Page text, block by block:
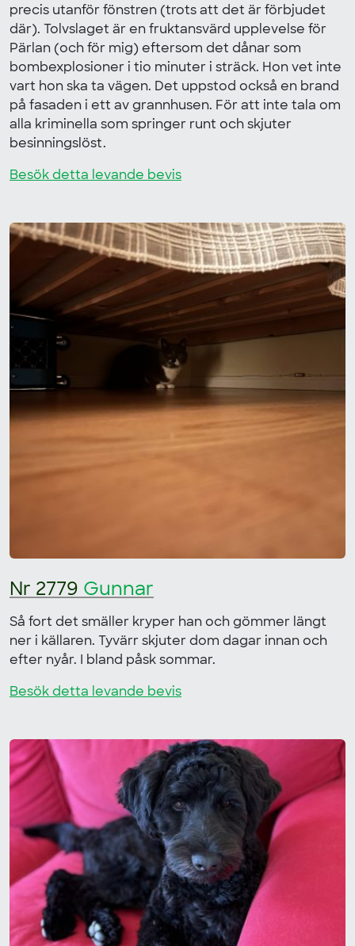
precis utanför fönstren (trots att det är förbjudet
där). Tolvslaget är en fruktansvärd upplevelse för
Pärlan (och för mig) eftersom det dånar som
bombexplosioner i tio minuter i sträck. Hon vet inte
vart hon ska ta vägen. Det uppstod också en brand
på fasaden i ett av grannhusen. För att inte tala om
alla kriminella som springer runt och skjuter
besinningslöst.
Besök detta levande bevis
Nr 2779 Gunnar
Så fort det smäller kryper han och gömmer längt
ner i källaren. Tyvärr skjuter dom dagar innan och
efter nyår. I bland påsk sommar.
Besök detta levande bevis